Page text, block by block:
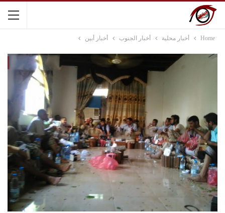
Home أخبار محلية أخبار الجنوب أخبار أبين